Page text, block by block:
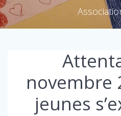
novembre
jeunes